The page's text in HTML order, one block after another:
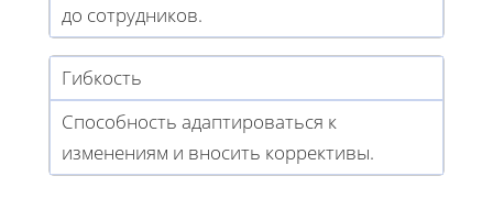
до сотрудников.
Гибкость
Способность адаптироваться к
изменениям и вносить коррективы.